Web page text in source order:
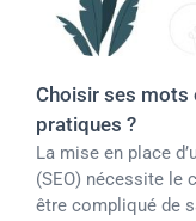
Choisir ses mots
pratiques ?
La mise en place
(SEO) nécessite le
être compliqué de